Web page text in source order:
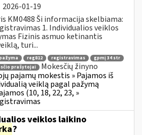
2026-01-19
KM0488 Ši informacija skelbiama:
1. Individualios veiklos
Fizinis asmuo ketinantis
turi...
reg812 registravimas
gpmį 34 str
prašytojai
Mokesčių žinyno
pajamų mokestis » Pajamos iš
veiklą pagal pažymą
(10, 18, 22, 23, »
veiklos laikino
?